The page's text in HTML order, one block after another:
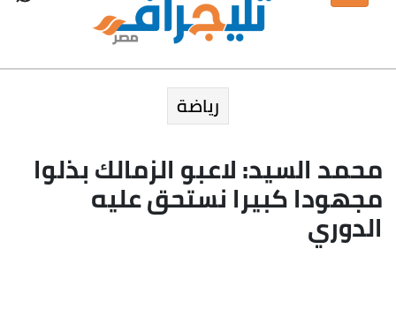
رياضة
محمد السيد: لاعبو الزمالك بذلوا
مجهودا كبيرا نستحق عليه
الدوري